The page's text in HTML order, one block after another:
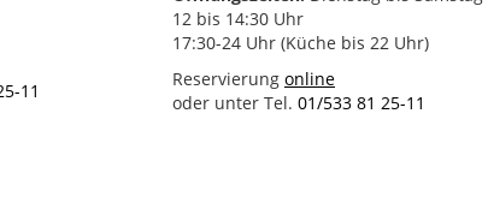
11
12 bis 14:30 Uhr
17:30-24 Uhr (Küche bis 22 Uhr)
Reservierung online
oder unter Tel. 01/533 81 25-11